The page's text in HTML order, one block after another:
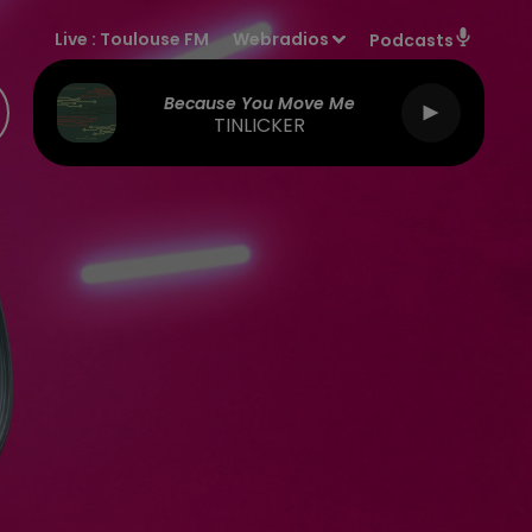
Live : Toulouse FM Webradios Podcasts
Because You Move Me
TINLICKER